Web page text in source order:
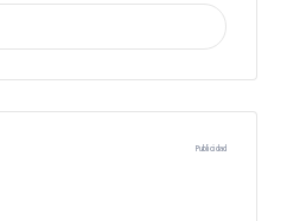
Publicidad